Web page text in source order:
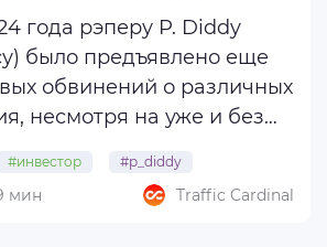
года рэперу P. Diddy
о различных
несмотря на уже и без
базу
США.
#инвестор #p_diddy
мин Traffic Cardinal